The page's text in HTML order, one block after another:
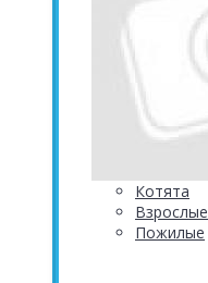
Котята
Взрослые
Пожилые